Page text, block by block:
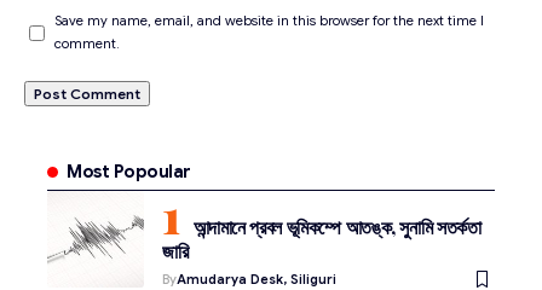
Save my name, email, and website in this browser for the next time I
comment.
Most Popoular
আন্দামানে প্রবল ভূমিকম্পে আতঙ্ক, সুনামি সতর্কতা
জারি
ByAmudarya Desk, Siliguri